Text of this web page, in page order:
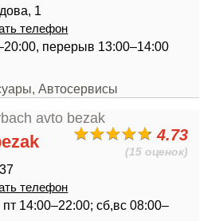
1
телефон
перерыв 13:00–14:00
Автосервисы
4.73
(15 оценок)
телефон
14:00–22:00; сб,вс 08:00–